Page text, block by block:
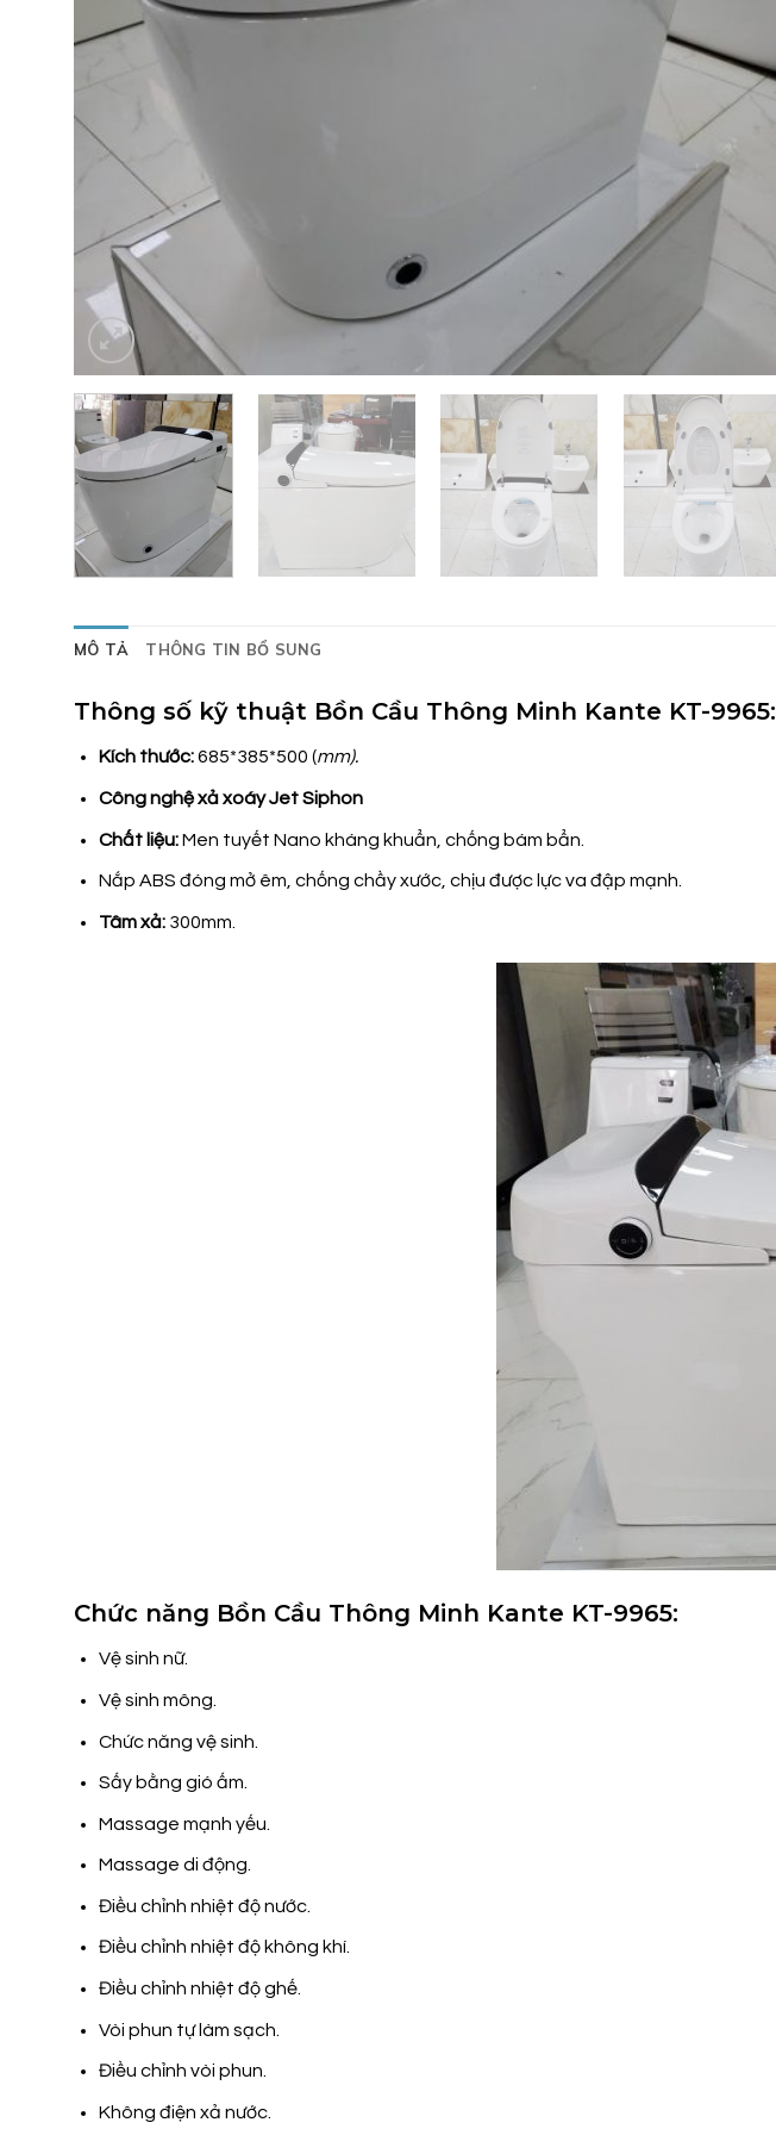
MÔ TẢ THÔNG TIN BỔ SUNG
Thông số kỹ thuật Bồn Cầu Thông Minh Kante KT-9965:
Kích thước:685*385*500 (mm).
Công nghệ xả xoáy Jet Siphon
Chất liệu:Men tuyết Nano kháng khuẩn, chống bám bẩn.
Nắp ABS đóng mở êm, chống chầy xước, chịu được lực va đập mạnh.
Tâm xả:300mm.
Chức năng Bồn Cầu Thông Minh Kante KT-9965:
Vệ sinh nữ.
Vệ sinh mông.
Chức năng vệ sinh.
Sấy bằng gió ấm.
Massage mạnh yếu.
Massage di động.
Điều chỉnh nhiệt độ nước.
Điều chỉnh nhiệt độ không khí.
Điều chỉnh nhiệt độ ghế.
Vòi phun tự làm sạch.
Điều chỉnh vòi phun.
Không điện xả nước.